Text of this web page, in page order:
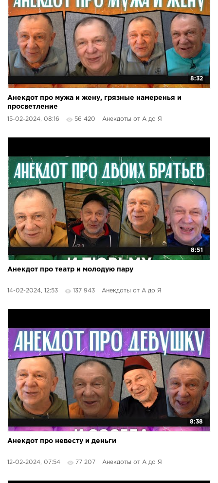
8:32
Анекдот про мужа и жену, грязные намеренья и
просветление
15-02-2024, 08:16 56 420 Анекдоты от А до Я
8:51
Анекдот про театр и молодую пару
14-02-2024, 12:53 137 943 Анекдоты от А до Я
8:38
Анекдот про невесту и деньги
12-02-2024, 07:54 77 207 Анекдоты от А до Я